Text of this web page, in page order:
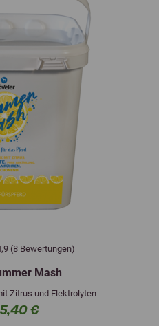
(8 Bewertungen)
Mash
Zitrus und Elektrolyten
€